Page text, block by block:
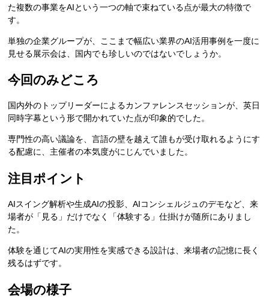
た複数の事業をAIという一つの軸で束ねている点が最大の特徴で
す。
単独の企業グループが、ここまで幅広い業界のAI活用事例を一度に
見せる展示会は、国内でも珍しいのではないでしょうか。
今回のみどころ
国内外のトップリーダーによるカンファレンスセッションが、英日
同時字幕という形で開かれていた点が印象的でした。
専門性の高い議論を、言語の壁を越えて誰もが受け取れるようにす
る配慮に、主催者の本気度がにじんでいました。
注目ポイント
AIスイング解析や生成AIの投影、AIコンシェルジュのデモなど、来
場者が「見る」だけでなく「体験する」仕掛けが随所にありまし
た。
体験を通じてAIの実用性を実感できる設計は、来場者の記憶に長く
残るはずです。
会場の様子